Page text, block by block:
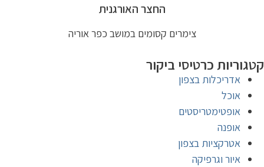
החצר האורגנית
צימרים קסומים במושב כפר אוריה
קטגוריות כרטיסי ביקור
אדריכלות בצפון
אוכל
אופטימטריסטים
אופנה
אטרקציות בצפון
איור וגרפיקה